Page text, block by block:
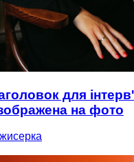
для
на фото